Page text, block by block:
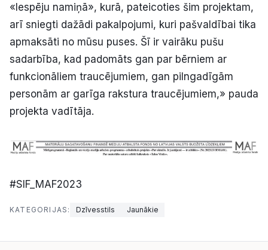
«Iespēju namiņā», kurā, pateicoties šim projektam,
arī sniegti dažādi pakalpojumi, kuri pašvaldībai tika
apmaksāti no mūsu puses. Šī ir vairāku pušu
sadarbība, kad padomāts gan par bērniem ar
funkcionāliem traucējumiem, gan pilngadīgām
personām ar garīga rakstura traucējumiem,» pauda
projekta vadītāja.
#SIF_MAF2023
KATEGORIJAS: Dzīvesstils Jaunākie